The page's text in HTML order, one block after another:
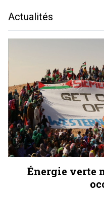
Actualités
Énergie verte